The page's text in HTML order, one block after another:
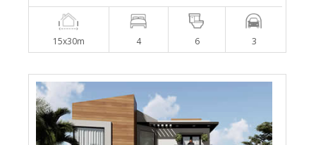
15x30m 4 6 3